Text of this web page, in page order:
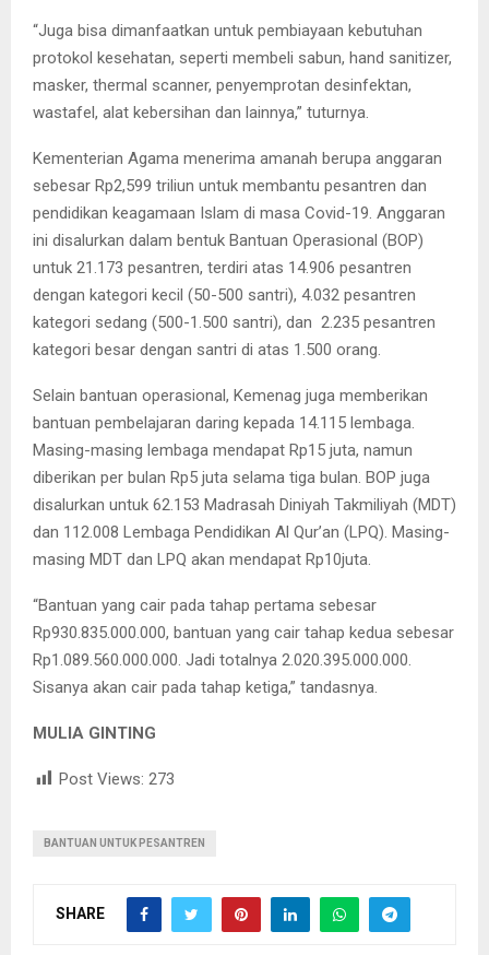
“Juga bisa dimanfaatkan untuk pembiayaan kebutuhan
protokol kesehatan, seperti membeli sabun, hand sanitizer,
masker, thermal scanner, penyemprotan desinfektan,
wastafel, alat kebersihan dan lainnya,” tuturnya.
Kementerian Agama menerima amanah berupa anggaran
sebesar Rp2,599 triliun untuk membantu pesantren dan
pendidikan keagamaan Islam di masa Covid-19. Anggaran
ini disalurkan dalam bentuk Bantuan Operasional (BOP)
untuk 21.173 pesantren, terdiri atas 14.906 pesantren
dengan kategori kecil (50-500 santri), 4.032 pesantren
kategori sedang (500-1.500 santri), dan 2.235 pesantren
kategori besar dengan santri di atas 1.500 orang.
Selain bantuan operasional, Kemenag juga memberikan
bantuan pembelajaran daring kepada 14.115 lembaga.
Masing-masing lembaga mendapat Rp15 juta, namun
diberikan per bulan Rp5 juta selama tiga bulan. BOP juga
disalurkan untuk 62.153 Madrasah Diniyah Takmiliyah (MDT)
dan 112.008 Lembaga Pendidikan Al Qur’an (LPQ). Masing-
masing MDT dan LPQ akan mendapat Rp10juta.
“Bantuan yang cair pada tahap pertama sebesar
Rp930.835.000.000, bantuan yang cair tahap kedua sebesar
Rp1.089.560.000.000. Jadi totalnya 2.020.395.000.000.
Sisanya akan cair pada tahap ketiga,” tandasnya.
MULIA GINTING
Post Views: 273
BANTUAN UNTUK PESANTREN
SHARE